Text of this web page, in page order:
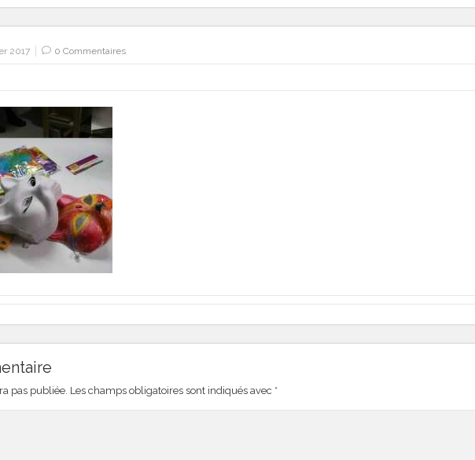
2017 0 Commentaires
pas publiée. Les champs obligatoires sont indiqués avec *